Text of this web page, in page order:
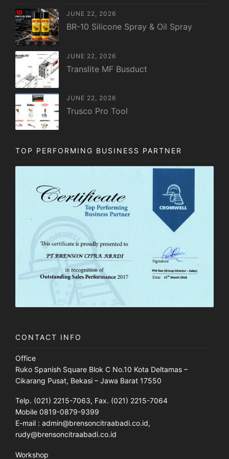
JUNE 22, 2026
BR-10 Silicone Spray & Oil Spray
JUNE 22, 2026
Translite MF Busduct
JUNE 22, 2026
Trusco Pro Tool
TOP PERFORMING BUSINESS PARTNER
CONTACT INFO
Office
Ruko Spanish Square Blok C No.10 Kota Deltamas –
Cikarang Pusat, Bekasi – Jawa Barat 17550
Telp. (021) 2215-7063, Fax. (021) 2215-7064
Mobile 0819-0879-9399
E-mail : admin@brensoncitraabadi.co.id,
rudy@brensoncitraabadi.co.id
Workshop